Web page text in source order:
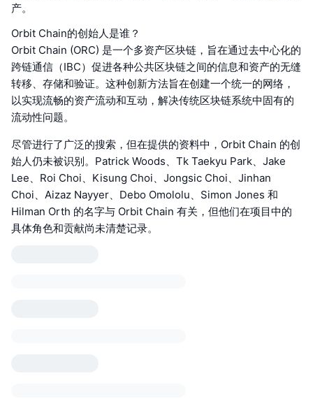
产。
Orbit Chain的创始人是谁？
Orbit Chain (ORC) 是一个多资产区块链，旨在通过去中心化的
跨链通信（IBC）促进各种公共区块链之间的信息和资产的无缝
转移、存储和验证。这种创新方法旨在创建一个统一的网络，
以实现流畅的资产流动和互动，解决传统区块链系统中固有的
流动性问题。
尽管进行了广泛的搜索，但在提供的资料中，Orbit Chain 的创
始人仍未被识别。Patrick Woods、Tk Taekyu Park、Jake
Lee、Roi Choi、Kisung Choi、Jongsic Choi、Jinhan
Choi、Aizaz Nayyer、Debo Omololu、Simon Jones 和
Hilman Orth 的名字与 Orbit Chain 有关，但他们在项目中的
具体角色和贡献尚未清楚记录。